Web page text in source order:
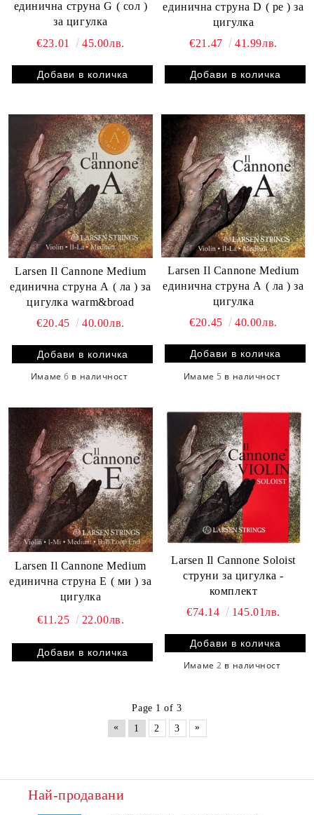
единична струна G ( сол )
за цигулка
€23.01
45.00лв.
единична струна D ( ре ) за
цигулка
€21.47
41.99лв.
Larsen Il Cannone Medium
единична струна А ( ла ) за
цигулка warm&broad
€20.45
40.00лв.
Имаме6 в наличност
Larsen Il Cannone Medium
единична струна А ( ла ) за
цигулка
€20.45
40.00лв.
Имаме 5 в наличност
Larsen Il Cannone Medium
единична струна Е ( ми ) за
цигулка
€11.25
22.00лв.
Larsen Il Cannone Soloist
струни за цигулка -
комплект
€74.14
145.01лв.
Имаме2 в наличност
Page 1 of 3
«
1 2 3 »
Най-продавани